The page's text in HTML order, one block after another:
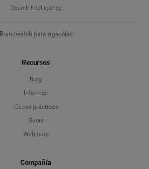
Search Intelligence
Brandwatch para agencias
Recursos
Blog
Informes
Casos prácticos
Guías
Webinars
Compañía